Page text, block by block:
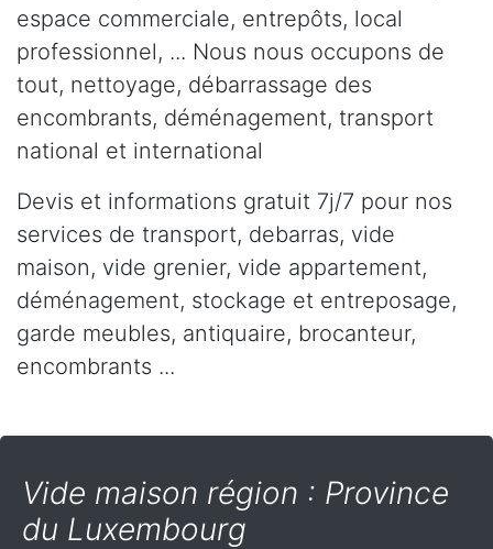
espace commerciale, entrepôts, local
professionnel, ... Nous nous occupons de
tout, nettoyage, débarrassage des
encombrants, déménagement, transport
national et international
Devis et informations gratuit 7j/7 pour nos
services de transport, debarras, vide
maison, vide grenier, vide appartement,
déménagement, stockage et entreposage,
garde meubles, antiquaire, brocanteur,
encombrants ...
Vide maison région : Province
du Luxembourg